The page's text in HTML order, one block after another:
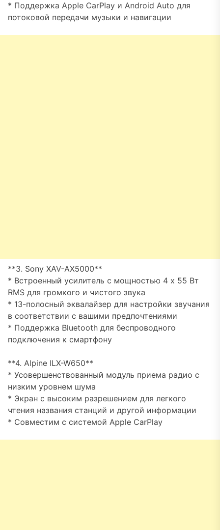
* Поддержка Apple CarPlay и Android Auto для
потоковой передачи музыки и навигации
**3. Sony XAV-AX5000**
* Встроенный усилитель с мощностью 4 x 55 Вт
RMS для громкого и чистого звука
* 13-полосный эквалайзер для настройки звучания
в соответствии с вашими предпочтениями
* Поддержка Bluetooth для беспроводного
подключения к смартфону
**4. Alpine ILX-W650**
* Усовершенствованный модуль приема радио с
низким уровнем шума
* Экран с высоким разрешением для легкого
чтения названия станций и другой информации
* Совместим с системой Apple CarPlay